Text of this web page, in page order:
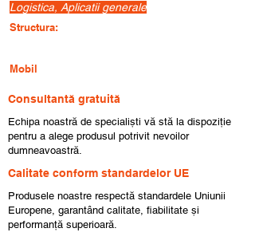
Logistica, Aplicatii generale
Structura:
Mobil
Consultantă gratuită
Echipa noastră de specialiști vă stă la dispoziție
pentru a alege produsul potrivit nevoilor
dumneavoastră.
Calitate conform standardelor UE
Produsele noastre respectă standardele Uniunii
Europene, garantând calitate, fiabilitate și
performanță superioară.